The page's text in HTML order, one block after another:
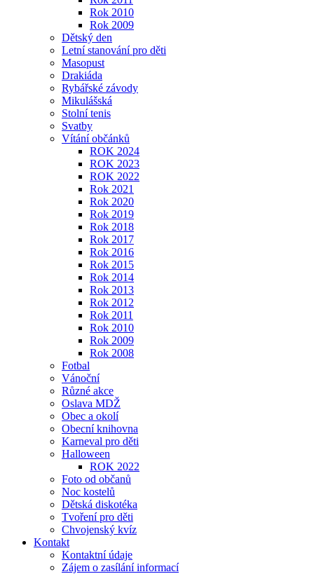
Rok 2010
Rok 2009
Dětský den
Letní stanování pro děti
Masopust
Drakiáda
Rybářské závody
Mikulášská
Stolní tenis
Svatby
Vítání občánků
ROK 2024
ROK 2023
ROK 2022
Rok 2021
Rok 2020
Rok 2019
Rok 2018
Rok 2017
Rok 2016
Rok 2015
Rok 2014
Rok 2013
Rok 2012
Rok 2011
Rok 2010
Rok 2009
Rok 2008
Fotbal
Vánoční
Různé akce
Oslava MDŽ
Obec a okolí
Obecní knihovna
Karneval pro děti
Halloween
ROK 2022
Foto od občanů
Noc kostelů
Dětská diskotéka
Tvoření pro děti
Chvojenský kvíz
Kontakt
Kontaktní údaje
Zájem o zasílání informací